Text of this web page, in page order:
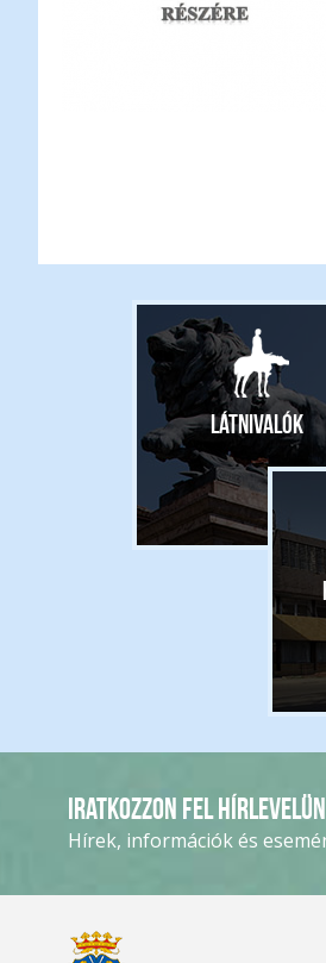
Látnivalók
Iratkozzon fel
Hírek, információk és